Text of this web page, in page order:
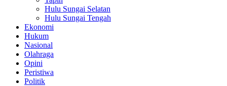
Hulu Sungai Selatan
Hulu Sungai Tengah
Ekonomi
Hukum
Nasional
Olahraga
Opini
Peristiwa
Politik